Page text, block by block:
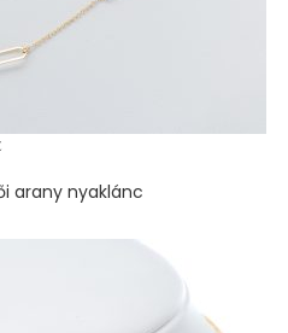
arany nyaklánc